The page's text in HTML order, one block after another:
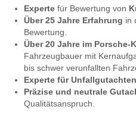
Experte für Bewertung von
Über 25 Jahre Erfahrung in
Bewertung.
Über 20 Jahre im Porsche-
Fahrzeugbauer mit
bis schwer verunfallten
Experte für Unfallgutachten
Präzise und neutrale
Qualitätsanspruch.